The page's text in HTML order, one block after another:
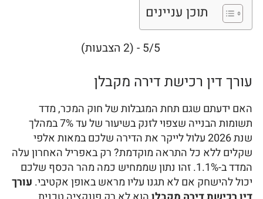
תוכן עניינים
5/5 - (2 הצבעות)
עורך דין רכישת דירה מקבלן
האם ידעתם שגם תחת המגבלות של חוק המכר, מדד
תשומות הבנייה שצפוי לזנק בשיעור של עד 7% במהלך
שנת 2026 עלול לייקר את הדירה שלכם במאות אלפי
שקלים ללא כל התראה מוקדמת? רק באפריל האחרון עלה
המדד ב-1.1%. זהו נתון שממחיש כמה מהר הכסף שלכם
יכול להישחק אם לא תגנו עליו מראש באופן אקטיבי. עורך